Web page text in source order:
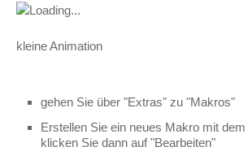
Loading...
kleine Animation
gehen Sie über "Extras" zu "Makros"
Erstellen Sie ein neues Makro mit
klicken Sie dann auf "Bearbeiten"